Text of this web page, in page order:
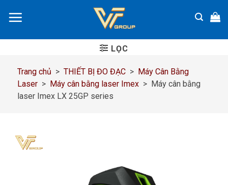
đến
dung
LỌC
Trang chủ > THIẾT BỊ ĐO ĐẠC > Máy Cân Bằng
Laser > Máy cân bằng laser Imex > Máy cân bằng
laser Imex LX 25GP series